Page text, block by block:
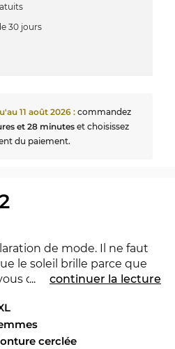
30 jours
11 août 2026 : commandez
et 28 minuteset choisissez
du paiement.
de mode. Il ne faut
le soleil brille parce que
donne une sensation
que tu es pionnière.
marque se distingue avec
... continuer la lecture
cerclée